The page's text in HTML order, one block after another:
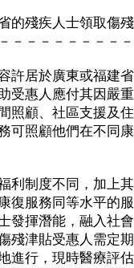
的殘疾人士領取傷
－－－－－－－－
居於廣東或福建省
受惠人應付其因嚴
照顧、社區支援及
可照顧他們在不同
制度不同，加上其
復服務同等水平的
發揮潛能，融入社
殘津貼受惠人需定
進行，現時醫療評